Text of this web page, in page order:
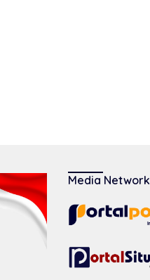
Media Network